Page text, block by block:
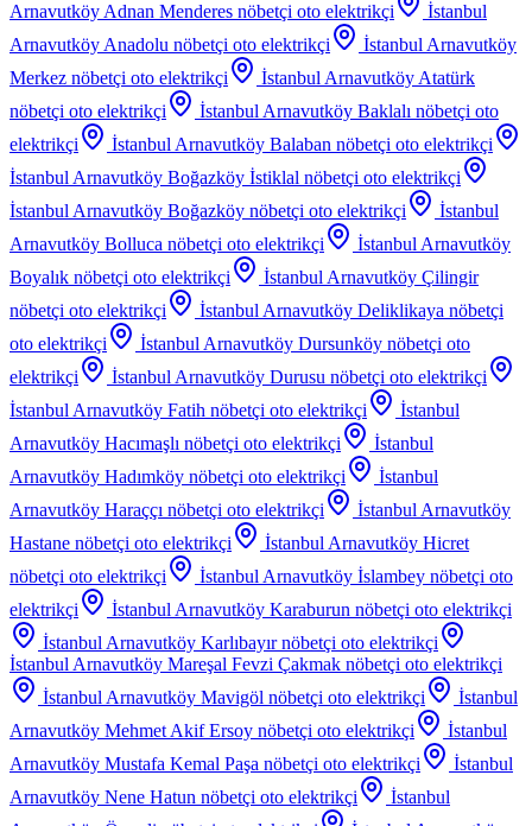
Arnavutköy Adnan Menderes nöbetçi oto elektrikçi
İstanbul
Arnavutköy Anadolu nöbetçi oto elektrikçi
İstanbul Arnavutköy
Merkez nöbetçi oto elektrikçi
İstanbul Arnavutköy Atatürk
nöbetçi oto elektrikçi
İstanbul Arnavutköy Baklalı nöbetçi oto
elektrikçi
İstanbul Arnavutköy Balaban nöbetçi oto elektrikçi
İstanbul Arnavutköy Boğazköy İstiklal nöbetçi oto elektrikçi
İstanbul Arnavutköy Boğazköy nöbetçi oto elektrikçi
İstanbul
Arnavutköy Bolluca nöbetçi oto elektrikçi
İstanbul Arnavutköy
Boyalık nöbetçi oto elektrikçi
İstanbul Arnavutköy Çilingir
nöbetçi oto elektrikçi
İstanbul Arnavutköy Deliklikaya nöbetçi
oto elektrikçi
İstanbul Arnavutköy Dursunköy nöbetçi oto
elektrikçi
İstanbul Arnavutköy Durusu nöbetçi oto elektrikçi
İstanbul Arnavutköy Fatih nöbetçi oto elektrikçi
İstanbul
Arnavutköy Hacımaşlı nöbetçi oto elektrikçi
İstanbul
Arnavutköy Hadımköy nöbetçi oto elektrikçi
İstanbul
Arnavutköy Haraççı nöbetçi oto elektrikçi
İstanbul Arnavutköy
Hastane nöbetçi oto elektrikçi
İstanbul Arnavutköy Hicret
nöbetçi oto elektrikçi
İstanbul Arnavutköy İslambey nöbetçi oto
elektrikçi
İstanbul Arnavutköy Karaburun nöbetçi oto elektrikçi
İstanbul Arnavutköy Karlıbayır nöbetçi oto elektrikçi
İstanbul Arnavutköy Mareşal Fevzi Çakmak nöbetçi oto elektrikçi
İstanbul Arnavutköy Mavigöl nöbetçi oto elektrikçi
İstanbul
Arnavutköy Mehmet Akif Ersoy nöbetçi oto elektrikçi
İstanbul
Arnavutköy Mustafa Kemal Paşa nöbetçi oto elektrikçi
İstanbul
Arnavutköy Nene Hatun nöbetçi oto elektrikçi
İstanbul